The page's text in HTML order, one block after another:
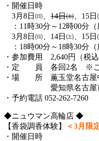
・開催日時
3月8日㈰、 14日㈯ 、15日
：11時30分～12時00分（
3月8日㈰、14日㈯、15日
：18時00分～18時30分（
・参加費用 2,640円（税込
・定 員 各回2名
※ご
・場 所 薫玉堂名古屋
愛知県名古屋市中
・予約電話 052-262-7260
◆ニュウマン高輪店 ◆
【香袋調香体験】
＜3月限
・開催日時